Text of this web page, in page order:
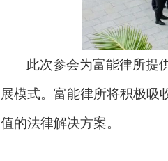
此次参会为富能律所提
展模式。富能律所将积极吸
值的法律解决方案。